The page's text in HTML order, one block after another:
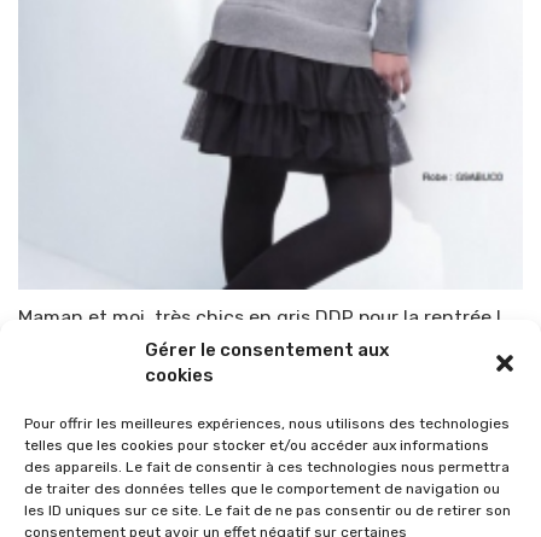
Gérer le consentement aux
cookies
Pour offrir les meilleures expériences, nous utilisons des technologies
telles que les cookies pour stocker et/ou accéder aux informations
des appareils. Le fait de consentir à ces technologies nous permettra
de traiter des données telles que le comportement de navigation ou
les ID uniques sur ce site. Le fait de ne pas consentir ou de retirer son
consentement peut avoir un effet négatif sur certaines
Maman et moi, très chics en gris DDP pour la rentrée !
TOP-PARENTS 12 mai 2013